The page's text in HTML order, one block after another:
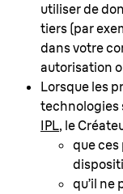
utiliser de
tiers (par
dans votre
autorisation
Lorsque les
technologies
IPL, le
que
qu’il ne